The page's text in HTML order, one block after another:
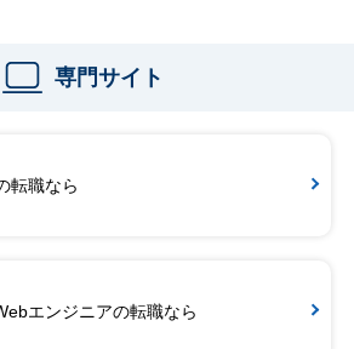
専門サイト
転職なら
エンジニアの転職なら